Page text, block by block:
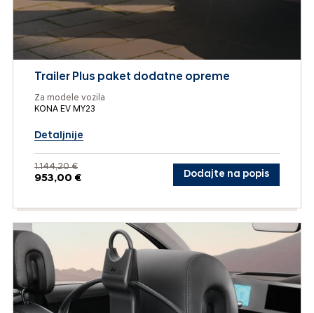
Trailer Plus paket dodatne opreme
Za modele vozila
KONA EV MY23
Detaljnije
1.144,20 €
953,00 € Dodajte na popis